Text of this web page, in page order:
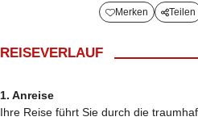
Merken Teilen
REISEVERLAUF
1. Anreise
Ihre Reise führt Sie durch die